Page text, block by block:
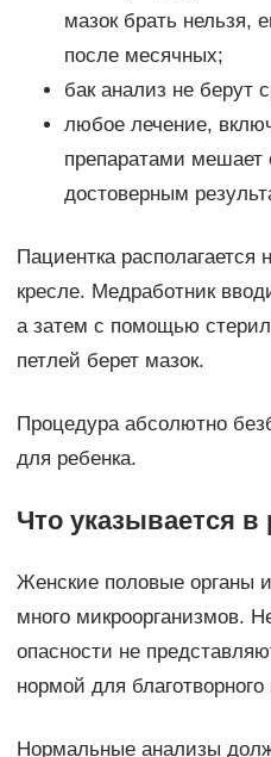
мазок брать нельзя,
после месячных;
бак анализ не берут
любое лечение,
препаратами мешает
достоверным
Пациентка располагается
кресле. Медработник
а затем с помощью
петлей берет мазок.
Процедура абсолютно
для ребенка.
Что указывается в
Женские половые органы
много микроорганизмов.
опасности не
нормой для
Нормальные анализы